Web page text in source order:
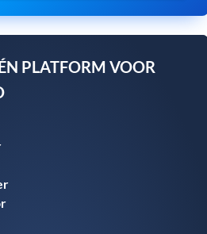
PLATFORM VOOR